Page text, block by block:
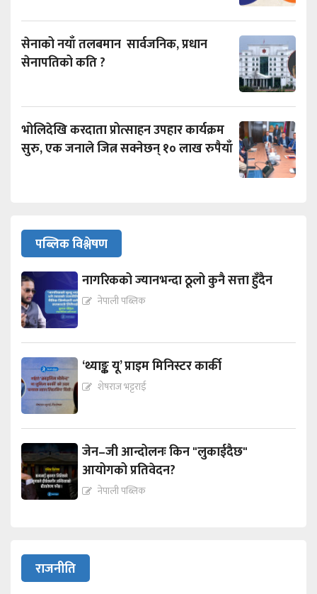
सेनाको नयाँ तलबमान सार्वजनिक, प्रधान
सेनापतिको कति ?
भोलिदेखि करदाता प्रोत्साहन उपहार कार्यक्रम
सुरु, एक जनाले जित्न सक्नेछन् १० लाख रुपैयाँ
पब्लिक विश्लेषण
नागरिकको ज्यानभन्दा ठूलो कुनै सत्ता हुँदैन
नेपाली पब्लिक
‘थ्याङ्क यू’ प्राइम मिनिस्टर कार्की
शेषराज भट्टराई
जेन–जी आन्दोलनः किन "लुकाईदैछ"
आयोगको प्रतिवेदन?
नेपाली पब्लिक
राजनीति